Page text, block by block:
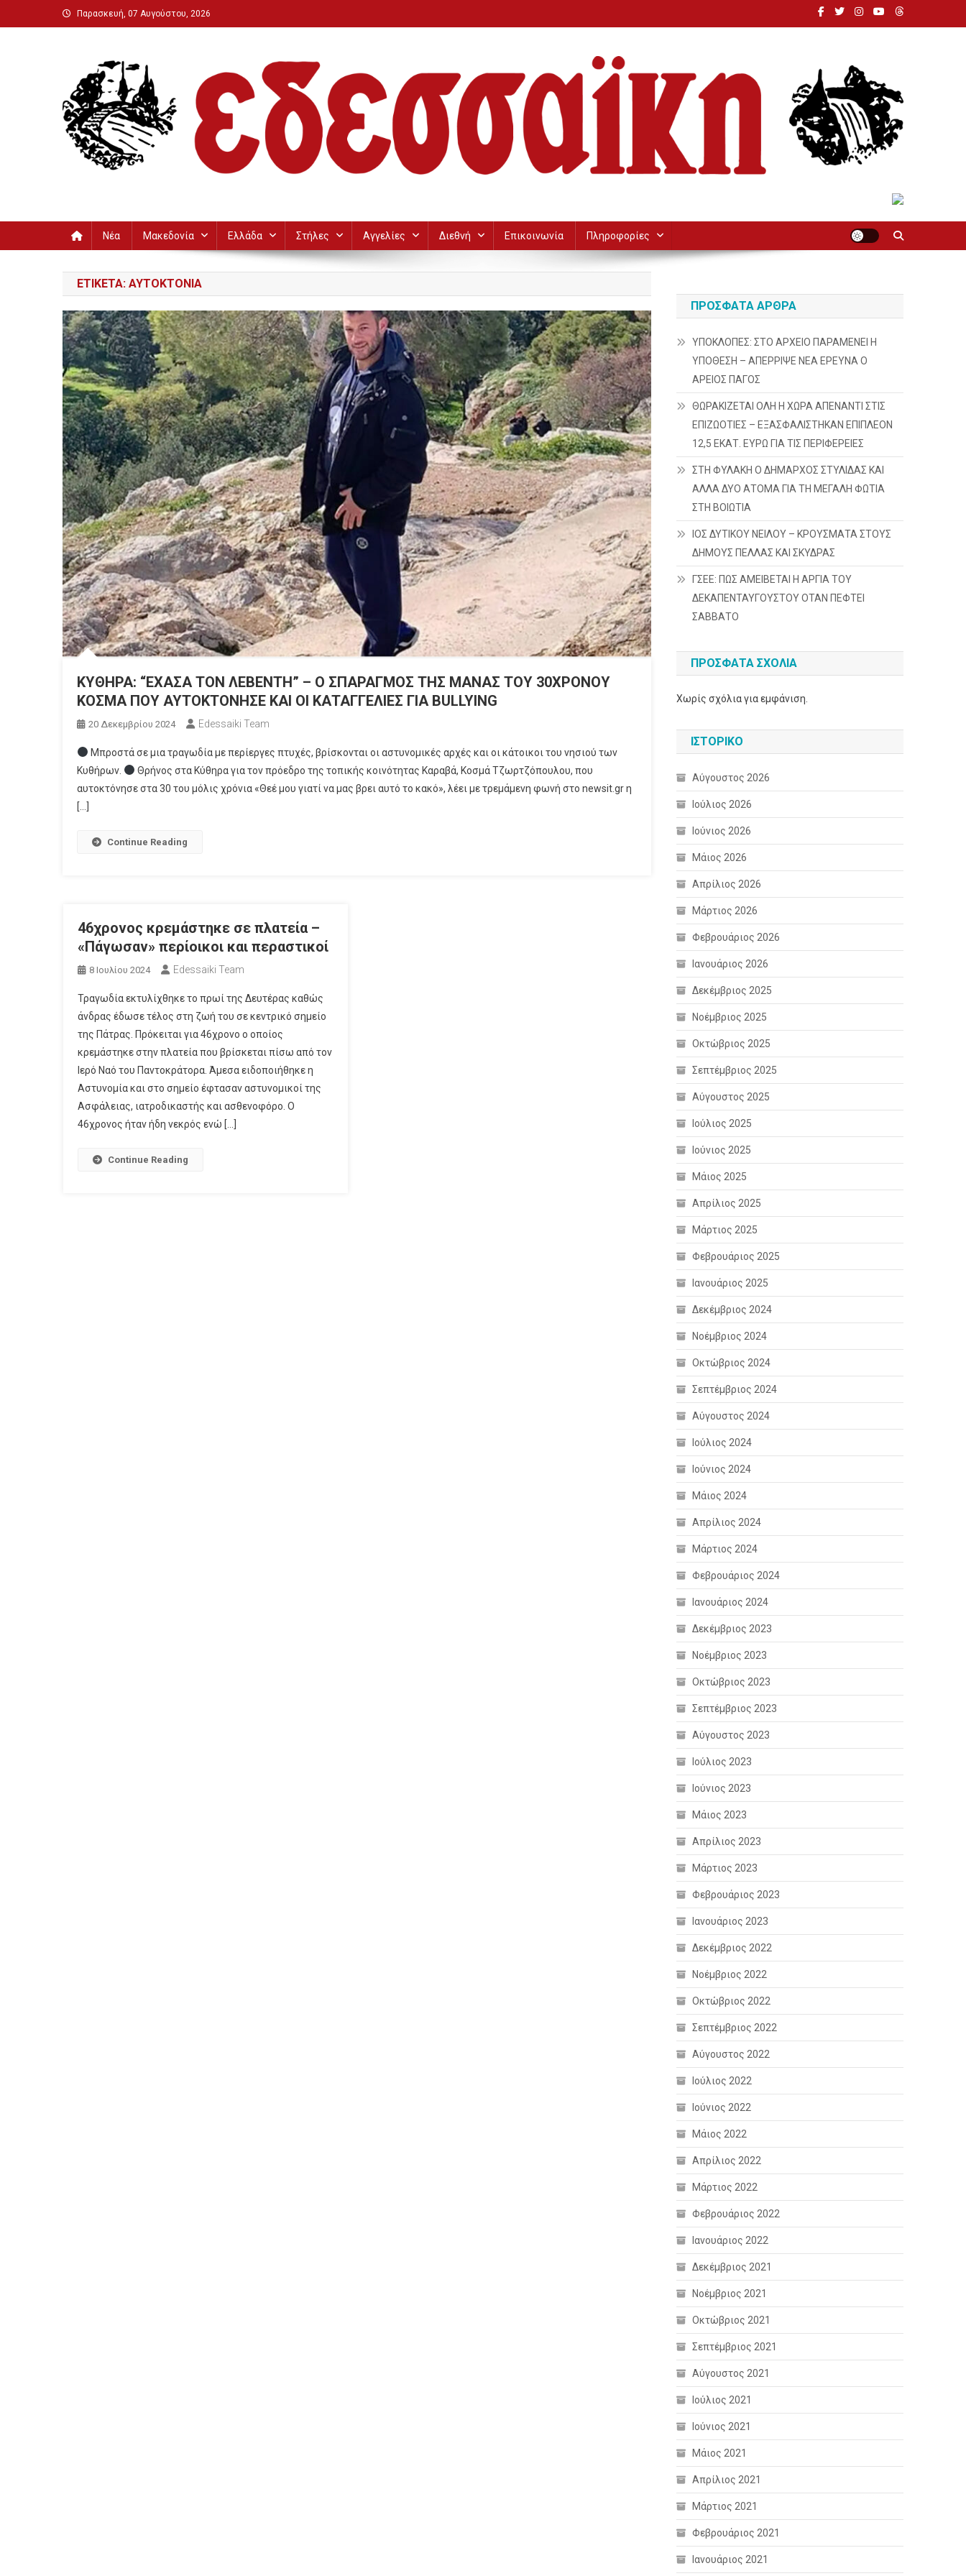
Μεταπηδήστε
στο
Παρασκευή, 07 Αυγούστου, 2026
Νέα Μακεδονία Ελλάδα Στήλες Αγγελίες Διεθνή Επικοινωνία Πληροφορίες
ΕΤΙΚΈΤΑ: ΑΥΤΟΚΤΟΝΊΑ
ΚΥΘΗΡΑ: “ΕΧΑΣΑ ΤΟΝ ΛΕΒΕΝΤΗ” – Ο ΣΠΑΡΑΓΜΟΣ ΤΗΣ ΜΑΝΑΣ ΤΟΥ 30ΧΡΟΝΟΥ
ΚΟΣΜΑ ΠΟΥ ΑΥΤΟΚΤΟΝΗΣΕ ΚΑΙ ΟΙ ΚΑΤΑΓΓΕΛΙΕΣ ΓΙΑ BULLYING
20 Δεκεμβρίου 2024 Edessaiki Team
Μπροστά σε μια τραγωδία με περίεργες πτυχές, βρίσκονται οι αστυνομικές αρχές και οι κάτοικοι του νησιού των
Κυθήρων.
Θρήνος στα Κύθηρα για τον πρόεδρο της τοπικής κοινότητας Καραβά, Κοσμά Τζωρτζόπουλου, που
αυτοκτόνησε στα 30 του μόλις χρόνια «Θεέ μου γιατί να μας βρει αυτό το κακό», λέει με τρεμάμενη φωνή στο newsit.gr η
[…]
Continue Reading
46χρονος κρεμάστηκε σε πλατεία –
«Πάγωσαν» περίοικοι και περαστικοί
8 Ιουλίου 2024 Edessaiki Team
Τραγωδία εκτυλίχθηκε το πρωί της Δευτέρας καθώς
άνδρας έδωσε τέλος στη ζωή του σε κεντρικό σημείο
της Πάτρας. Πρόκειται για 46χρονο ο οποίος
κρεμάστηκε στην πλατεία που βρίσκεται πίσω από τον
Ιερό Ναό του Παντοκράτορα. Άμεσα ειδοποιήθηκε η
Αστυνομία και στο σημείο έφτασαν αστυνομικοί της
Ασφάλειας, ιατροδικαστής και ασθενοφόρο. Ο
46χρονος ήταν ήδη νεκρός ενώ […]
Continue Reading
ΠΡΌΣΦΑΤΑ ΆΡΘΡΑ
ΥΠΟΚΛΟΠΕΣ: ΣΤΟ ΑΡΧΕΙΟ ΠΑΡΑΜΕΝΕΙ Η
ΥΠΟΘΕΣΗ – ΑΠΕΡΡΙΨΕ ΝΕΑ ΕΡΕΥΝΑ Ο
ΑΡΕΙΟΣ ΠΑΓΟΣ
ΘΩΡΑΚΙΖΕΤΑΙ ΟΛΗ Η ΧΩΡΑ ΑΠΕΝΑΝΤΙ ΣΤΙΣ
ΕΠΙΖΩΟΤΙΕΣ – ΕΞΑΣΦΑΛΙΣΤΗΚΑΝ ΕΠΙΠΛΕΟΝ
12,5 ΕΚΑΤ. ΕΥΡΩ ΓΙΑ ΤΙΣ ΠΕΡΙΦΕΡΕΙΕΣ
ΣΤΗ ΦΥΛΑΚΗ Ο ΔΗΜΑΡΧΟΣ ΣΤΥΛΙΔΑΣ ΚΑΙ
ΑΛΛΑ ΔΥΟ ΑΤΟΜΑ ΓΙΑ ΤΗ ΜΕΓΑΛΗ ΦΩΤΙΑ
ΣΤΗ ΒΟΙΩΤΙΑ
ΙΟΣ ΔΥΤΙΚΟΥ ΝΕΙΛΟΥ – ΚΡΟΥΣΜΑΤΑ ΣΤΟΥΣ
ΔΗΜΟΥΣ ΠΕΛΛΑΣ ΚΑΙ ΣΚΥΔΡΑΣ
ΓΣΕΕ: ΠΩΣ ΑΜΕΙΒΕΤΑΙ Η ΑΡΓΙΑ ΤΟΥ
ΔΕΚΑΠΕΝΤΑΥΓΟΥΣΤΟΥ ΟΤΑΝ ΠΕΦΤΕΙ
ΣΑΒΒΑΤΟ
ΠΡΌΣΦΑΤΑ ΣΧΌΛΙΑ
Χωρίς σχόλια για εμφάνιση.
ΙΣΤΟΡΙΚΌ
Αύγουστος 2026
Ιούλιος 2026
Ιούνιος 2026
Μάιος 2026
Απρίλιος 2026
Μάρτιος 2026
Φεβρουάριος 2026
Ιανουάριος 2026
Δεκέμβριος 2025
Νοέμβριος 2025
Οκτώβριος 2025
Σεπτέμβριος 2025
Αύγουστος 2025
Ιούλιος 2025
Ιούνιος 2025
Μάιος 2025
Απρίλιος 2025
Μάρτιος 2025
Φεβρουάριος 2025
Ιανουάριος 2025
Δεκέμβριος 2024
Νοέμβριος 2024
Οκτώβριος 2024
Σεπτέμβριος 2024
Αύγουστος 2024
Ιούλιος 2024
Ιούνιος 2024
Μάιος 2024
Απρίλιος 2024
Μάρτιος 2024
Φεβρουάριος 2024
Ιανουάριος 2024
Δεκέμβριος 2023
Νοέμβριος 2023
Οκτώβριος 2023
Σεπτέμβριος 2023
Αύγουστος 2023
Ιούλιος 2023
Ιούνιος 2023
Μάιος 2023
Απρίλιος 2023
Μάρτιος 2023
Φεβρουάριος 2023
Ιανουάριος 2023
Δεκέμβριος 2022
Νοέμβριος 2022
Οκτώβριος 2022
Σεπτέμβριος 2022
Αύγουστος 2022
Ιούλιος 2022
Ιούνιος 2022
Μάιος 2022
Απρίλιος 2022
Μάρτιος 2022
Φεβρουάριος 2022
Ιανουάριος 2022
Δεκέμβριος 2021
Νοέμβριος 2021
Οκτώβριος 2021
Σεπτέμβριος 2021
Αύγουστος 2021
Ιούλιος 2021
Ιούνιος 2021
Μάιος 2021
Απρίλιος 2021
Μάρτιος 2021
Φεβρουάριος 2021
Ιανουάριος 2021